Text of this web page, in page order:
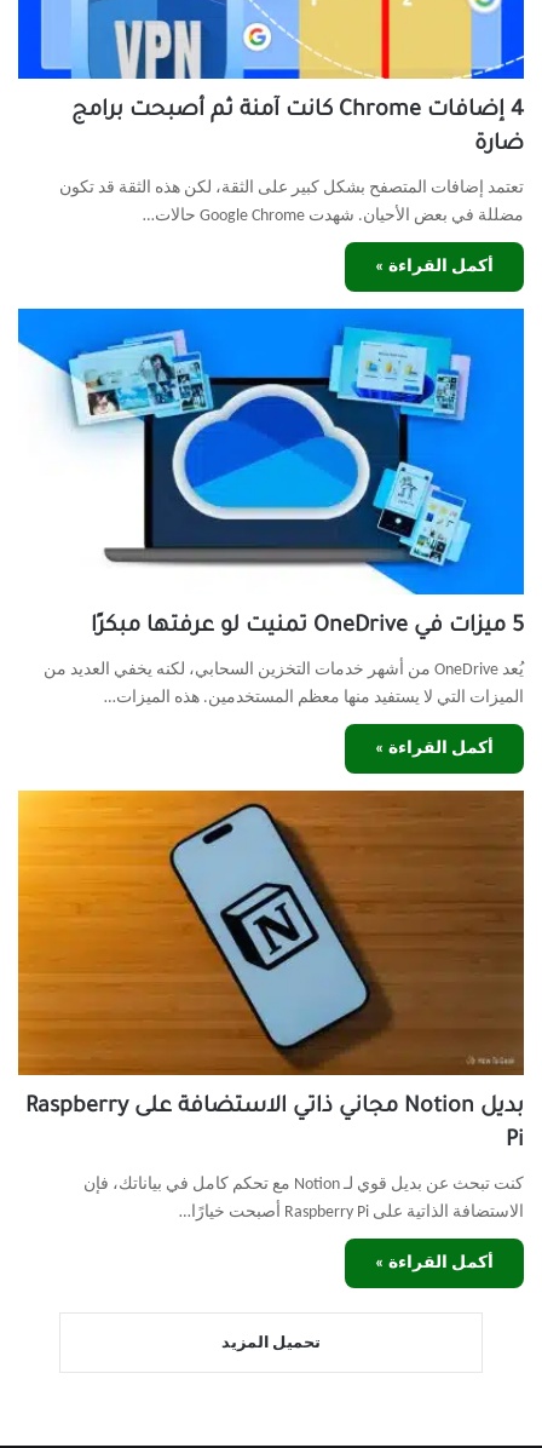
4 إضافات Chrome كانت آمنة ثم أصبحت برامج
ضارة
تعتمد إضافات المتصفح بشكل كبير على الثقة، لكن هذه الثقة قد تكون
مضللة في بعض الأحيان. شهدت Google Chrome حالات…
أكمل القراءة »
5 ميزات في OneDrive تمنيت لو عرفتها مبكرًا
يُعد OneDrive من أشهر خدمات التخزين السحابي، لكنه يخفي العديد من
الميزات التي لا يستفيد منها معظم المستخدمين. هذه الميزات…
أكمل القراءة »
بديل Notion مجاني ذاتي الاستضافة على Raspberry
Pi
كنت تبحث عن بديل قوي لـ Notion مع تحكم كامل في بياناتك، فإن
الاستضافة الذاتية على Raspberry Pi أصبحت خيارًا…
أكمل القراءة »
تحميل المزيد